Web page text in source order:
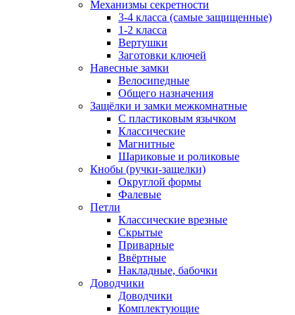
Механизмы секретности
3-4 класса (самые защищенные)
1-2 класса
Вертушки
Заготовки ключей
Навесные замки
Велосипедные
Общего назначения
Защёлки и замки межкомнатные
С пластиковым язычком
Классические
Магнитные
Шариковые и роликовые
Кнобы (ручки-защелки)
Округлой формы
Фалевые
Петли
Классические врезные
Скрытые
Приварные
Ввёртные
Накладные, бабочки
Доводчики
Доводчики
Комплектующие